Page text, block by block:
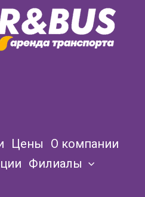
Цены
О компании
Филиалы